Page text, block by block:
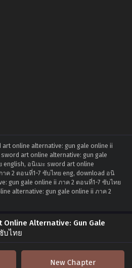
online alternative: gun gale online ii
art online alternative: gun gale
english, อนิเมะ sword art online
าค 2 ตอนที่1-7 ซับไทย eng, download อนิ
gun gale online ii ภาค 2 ตอนที่1-7 ซับไทย
alternative: gun gale online ii ภาค 2
Online Alternative: Gun Gale
บไทย
New Chapter